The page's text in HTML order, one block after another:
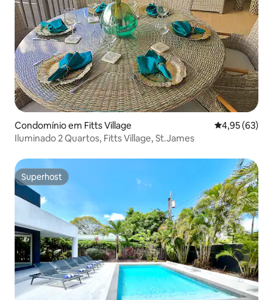
Condomínio em Fitts Village Classificação
4,95 (63)
Iluminado 2 Quartos, Fitts Village, St.James
Superhost
Superhost